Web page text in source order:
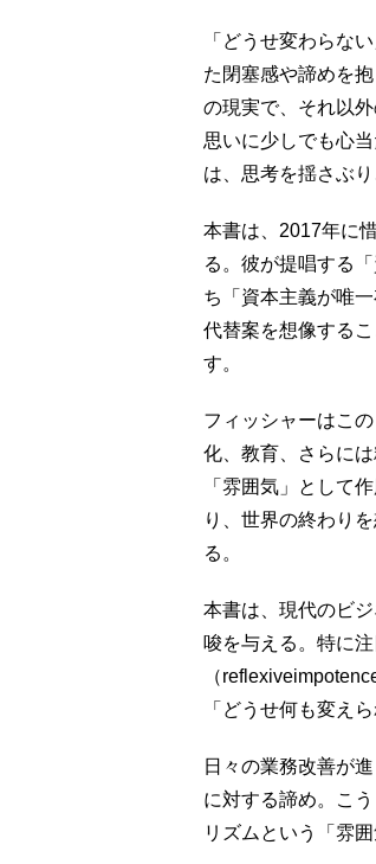
「どうせ変わらな
た閉塞感や諦めを
の現実で、それ以
思いに少しでも心
は、思考を揺さぶ
本書は、2017年に
る。彼が提唱する
ち「資本主義が唯
代替案を想像する
す。
フィッシャーはこ
化、教育、さらに
「雰囲気」として
り、世界の終わり
る。
本書は、現代のビ
唆を与える。特に
（
「どうせ何も変え
日々の業務改善が
に対する諦め。こ
リズムという「雰